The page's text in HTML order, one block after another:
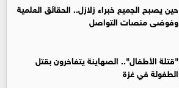
حين يصبح الجميع خبراء زلازل.. الحقائق العلمية
وفوضى منصات التواصل
"قتلة الأطفال".. الصهاينة يتفاخرون بقتل
الطفولة في غزة